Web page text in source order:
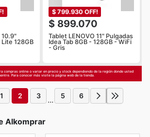
10.9"
Lite 128GB
$ 799.930 OFF!
$ 899.070
Tablet LENOVO 11" Pulgadas
Idea Tab 8GB - 128GB - WiFi
- Gris
compras online o variar en precio y stock dependiendo de la región donde usted
Para conocer más visite la página web de la tienda.
1 2 3 ... 5 6
Alkomprar